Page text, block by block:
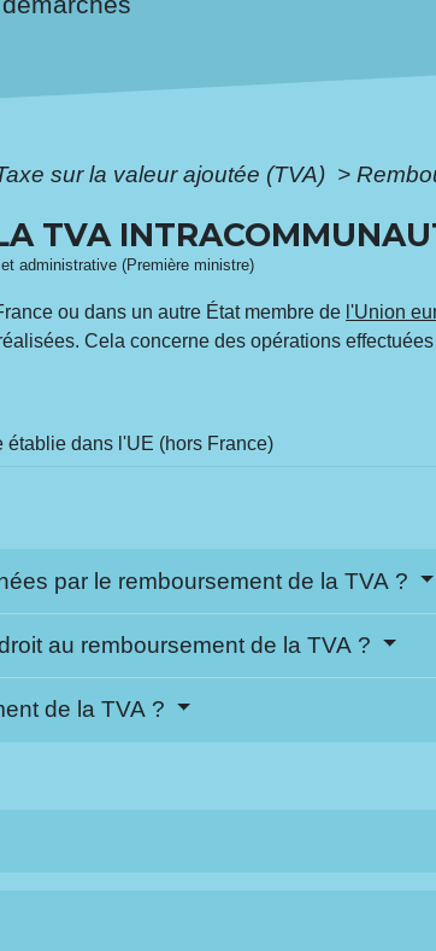
sur la valeur ajoutée (TVA) >
TVA
administrative (Première ministre)
ou dans un autre État membre de l'Union
Cela concerne des opérations
établie dans l'UE (hors France)
par le remboursement de la TVA ?
au remboursement de la TVA ?
de la TVA ?